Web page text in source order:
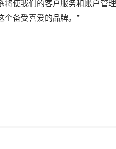
将使我们的客户服务和账户管理
个备受喜爱的品牌。”